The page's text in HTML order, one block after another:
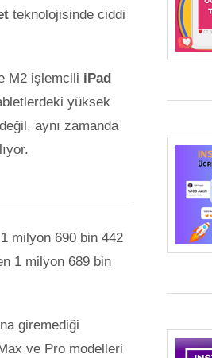
teknolojisinde ciddi
M2 işlemcili iPad
yüksek
aynı zamanda
milyon 690 bin 442
1 milyon 689 bin
giremediği
ve Pro modelleri